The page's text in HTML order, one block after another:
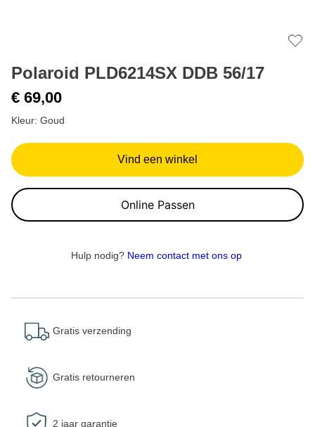
Polaroid PLD6214SX DDB 56/17
€ 69,00
Kleur: Goud
Vind een winkel
Online Passen
Hulp nodig? Neem contact met ons op
Gratis verzending
Gratis retourneren
2 jaar garantie